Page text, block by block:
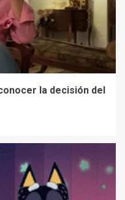
la decisión del